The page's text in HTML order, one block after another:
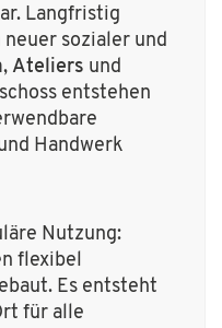
Langfristig
sozialer und
, Ateliers und
entstehen
Handwerk
Nutzung:
flexibel
Es entsteht
für alle